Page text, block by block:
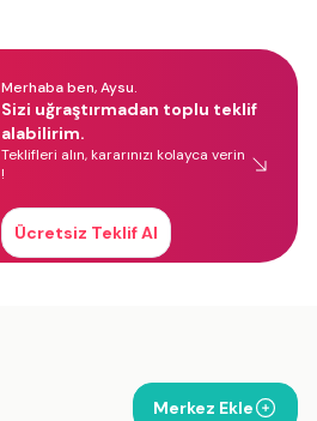
Merhaba ben, Aysu.
Sizi uğraştırmadan toplu teklif
alabilirim.
Teklifleri alın, kararınızı kolayca verin
!
Ücretsiz Teklif Al
Merkez Ekle